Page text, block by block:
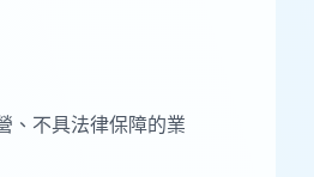
、不具法律保障的業